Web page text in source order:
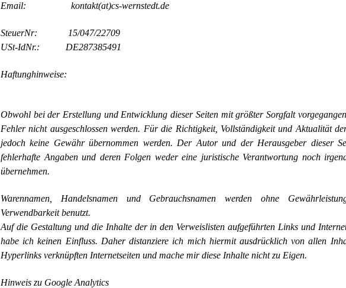
Email: kontakt(at)cs-wernstedt.de
SteuerNr: 15/047/22709
USt-IdNr.: DE287385491
Haftunghinweise:
Obwohl bei der Erstellung und Entwicklung dieser Seiten mit größter Sorgfalt
Fehler nicht ausgeschlossen werden. Für die Richtigkeit, Vollständigkeit und Aktualität
jedoch keine Gewähr übernommen werden. Der Autor und der Herausgeber dieser
fehlerhafte Angaben und deren Folgen weder eine juristische Verantwortung noch
übernehmen.
Warennamen, Handelsnamen und Gebrauchsnamen werden ohne
Verwendbarkeit benutzt.
Auf die Gestaltung und die Inhalte der in den Verweislisten aufgeführten Links und
habe ich keinen Einfluss. Daher distanziere ich mich hiermit ausdrücklich von allen
Hyperlinks verknüpften Internetseiten und mache mir diese Inhalte nicht zu Eigen.
Hinweis zu Google Analytics